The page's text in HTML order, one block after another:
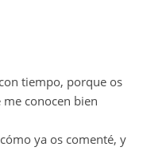
tiempo, porque os
conocen bien
ya os comenté, y